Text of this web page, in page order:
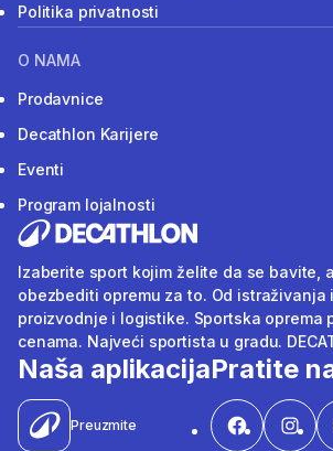
Politika privatnosti
O NAMA
Prodavnice
Decathlon Karijere
Eventi
Program lojalnosti
Izaberite sport kojim želite da se bavite,
obezbediti opremu za to. Od istraživanja
proizvodnje i logistike. Sportska oprema
cenama. Najveći sportista u gradu.
Naša aplikacija
Preuzmite
Pratite